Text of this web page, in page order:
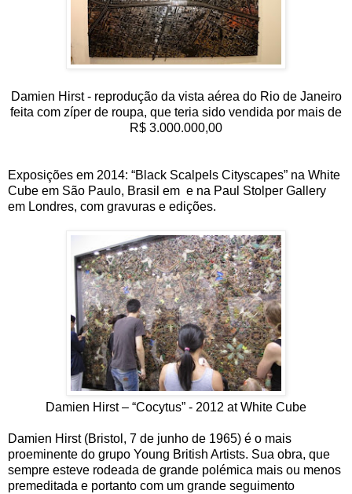
Damien Hirst - reprodução da vista aérea do Rio de Janeiro
feita com zíper de roupa, que teria sido vendida por mais de
R$ 3.000.000,00
Exposições em 2014: “Black Scalpels Cityscapes” na White
Cube em São Paulo, Brasil em e na Paul Stolper Gallery
em Londres, com gravuras e edições.
Damien Hirst – “Cocytus” - 2012 at White Cube
Damien Hirst (Bristol, 7 de junho de 1965) é o mais
proeminente do grupo Young British Artists. Sua obra, que
sempre esteve rodeada de grande polémica mais ou menos
premeditada e portanto com um grande seguimento